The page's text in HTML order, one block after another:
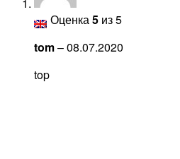
Оценка5 из 5
tom–08.07.2020
top